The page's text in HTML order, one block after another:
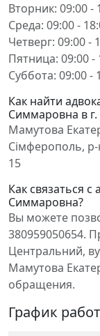
Вторник: 09:00 -
Среда: 09:00 -
Четверг: 09:00 -
Пятница: 09:00 -
Суббота: 09:00 -
Как найти
Симмаровна в
Мамутова
Сімферополь,
15
Как связаться
Симмаровна?
Вы можете
380959050654.
Центральний,
Мамутова
обращения.
График